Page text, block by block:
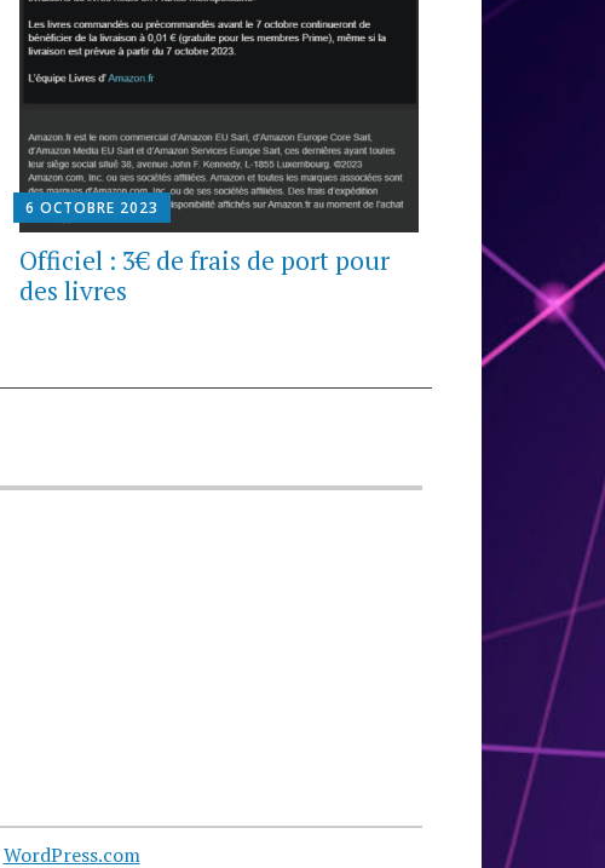
6 OCTOBRE 2023
Officiel : 3€ de frais de port pour
des livres
WordPress.com